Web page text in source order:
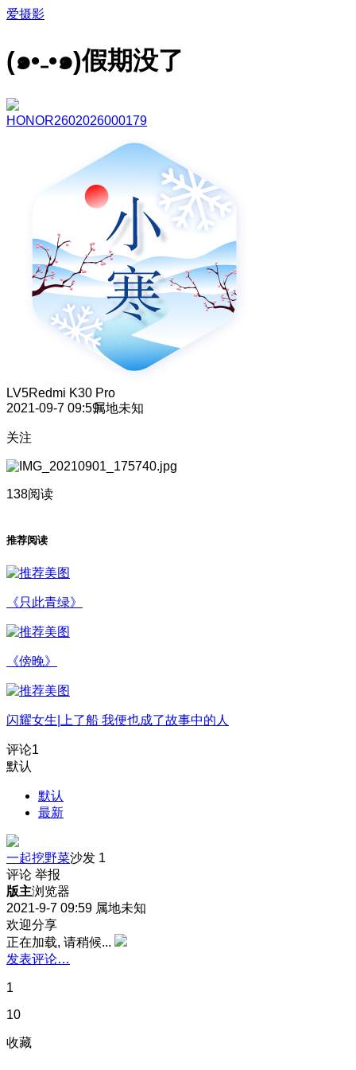
爱摄影
(๑•₋•๑)假期没了
HONOR2602026000179
LV5Redmi K30 Pro
2021-09-7 09:59属地未知
关注
138阅读
推荐阅读
《只此青绿》
《傍晚》
闪耀女生|上了船 我便也成了故事中的人
评论1
默认
默认
最新
一起挖野菜沙发 1
评论 举报
版主浏览器
2021-9-7 09:59 属地未知
欢迎分享
正在加载, 请稍候...
发表评论…
1
10
收藏